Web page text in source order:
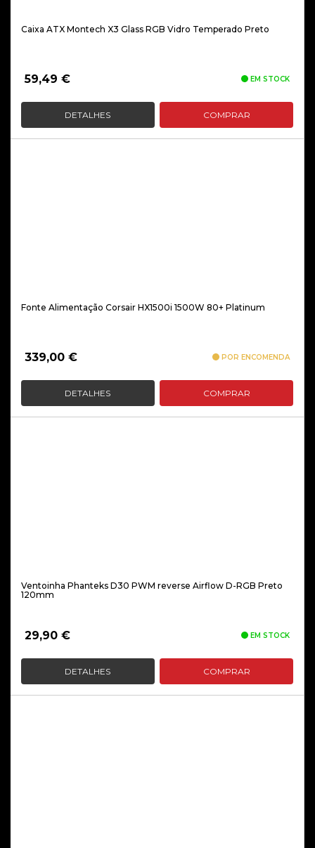
Caixa ATX Montech X3 Glass RGB Vidro Temperado Preto
59,49 € EM STOCK
DETALHES COMPRAR
Fonte Alimentação Corsair HX1500i 1500W 80+ Platinum
339,00 € POR ENCOMENDA
DETALHES COMPRAR
Ventoinha Phanteks D30 PWM reverse Airflow D-RGB Preto
120mm
29,90 € EM STOCK
DETALHES COMPRAR